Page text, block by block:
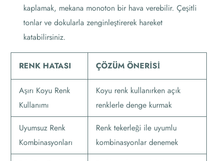
kaplamak, mekana monoton bir hava verebilir. Çeşitli
tonlar ve dokularla zenginleştirerek hareket
katabilirsiniz.
RENK HATASI ÇÖZÜM ÖNERISI
Aşırı Koyu Renk
Kullanımı
Koyu renk kullanırken açık
renklerle denge kurmak
Uyumsuz Renk
Kombinasyonları
Renk tekerleği ile uyumlu
kombinasyonlar denemek